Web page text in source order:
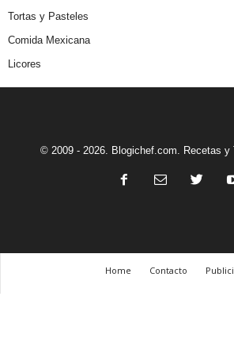
Tortas y Pasteles
Comida Mexicana
Licores
© 2009 - 2026. Blogichef.com. Recetas y
Home Contacto